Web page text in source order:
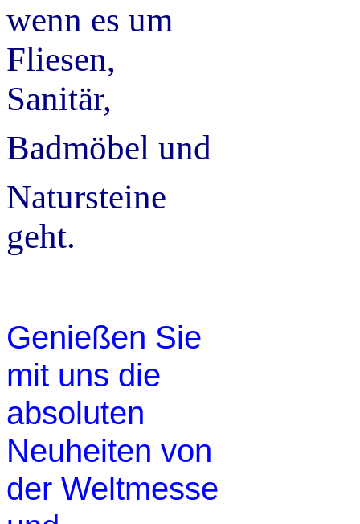
wenn es um
Fliesen,
Sanitär,
Badmöbel und
Natursteine
geht.
Genießen Sie
mit uns die
absoluten
Neuheiten von
der Weltmesse